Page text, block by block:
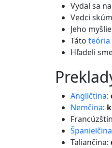
Vydal sa na
Vedci
Jeho
Táto teória
Hľadeli
Angličtina:
Nemčina:
Španielčina
Taliančina: